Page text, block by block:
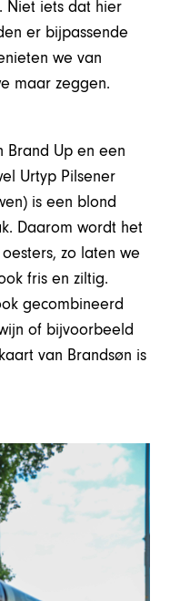
Niet iets dat hier
er bijpassende
we van
maar zeggen.
Brand Up en een
Urtyp Pilsener
is een blond
Daarom wordt het
zo laten we
fris en ziltig.
gecombineerd
of bijvoorbeeld
van Brandsøn is